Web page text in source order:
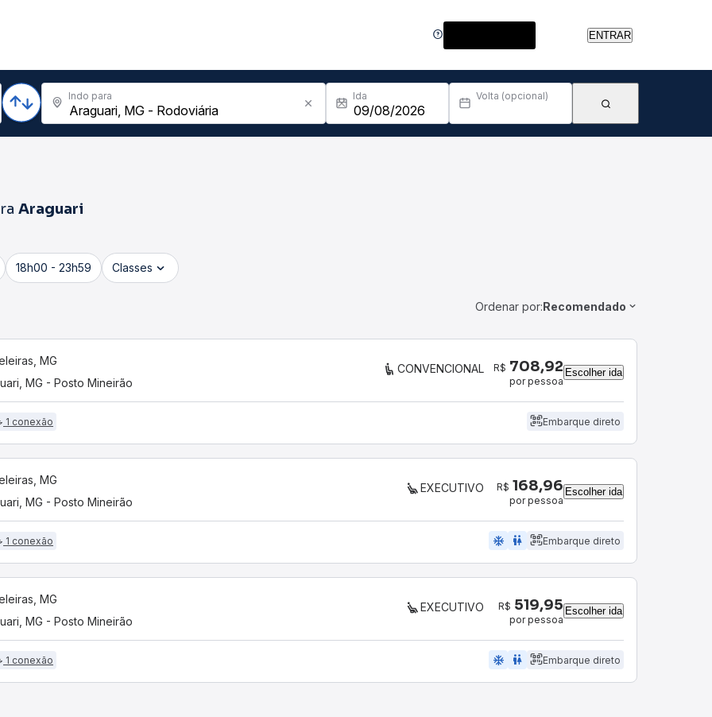
ENTRAR
Indo para Ida Volta (opcional)
Araguari
18h00 - 23h59 Classes
Ordenar por:Recomendado
MG
MG - Posto Mineirão
CONVENCIONAL R$ 708,92
por pessoa
Escolher ida
1 conexão Embarque direto
MG
MG - Posto Mineirão
EXECUTIVO R$ 168,96
por pessoa
Escolher ida
1 conexão ac_unit wc Embarque direto
MG
MG - Posto Mineirão
EXECUTIVO R$ 519,95
por pessoa
Escolher ida
1 conexão ac_unit wc Embarque direto